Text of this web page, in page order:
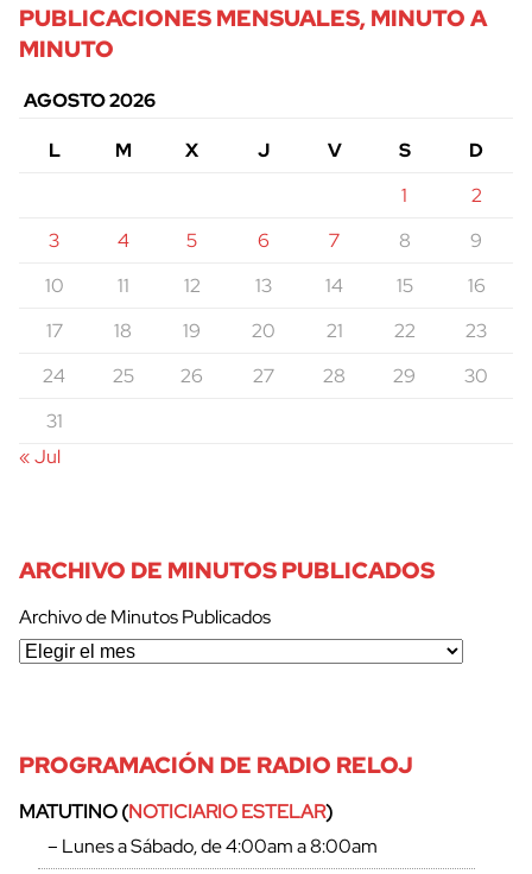
PUBLICACIONES MENSUALES, MINUTO A
MINUTO
AGOSTO 2026
L
M X J V S
D
1
2
3
4 5 6 7 8
9
10
11 12 13 14 15
16
17
18 19 20 21 22
23
24
25 26 27 28 29
30
31
« Jul
ARCHIVO DE MINUTOS PUBLICADOS
Archivo de Minutos Publicados
PROGRAMACIÓN DE RADIO RELOJ
MATUTINO (NOTICIARIO ESTELAR)
– Lunes a Sábado, de 4:00am a 8:00am